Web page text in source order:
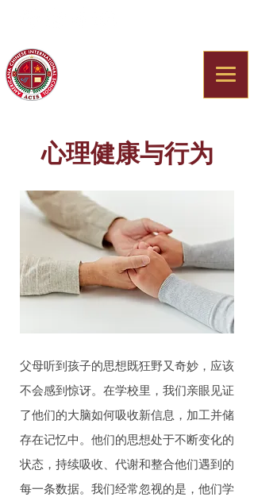
心理健康与行为
父母听到孩子的思想既狂野又奇妙，应该
不会感到惊讶。在学校里，我们亲眼见证
了他们的大脑如何吸收新信息，加工并储
存在记忆中。他们的思想处于不断变化的
状态，持续吸收、代谢和整合他们遇到的
每一条数据。我们经常忽视的是，他们学